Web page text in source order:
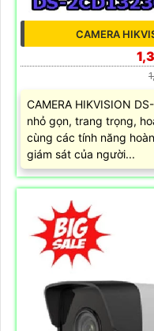
CAMERA
CAMERA HIKVISION
nhỏ gọn, trang trọng,
cùng các tính năng
giám sát của người...